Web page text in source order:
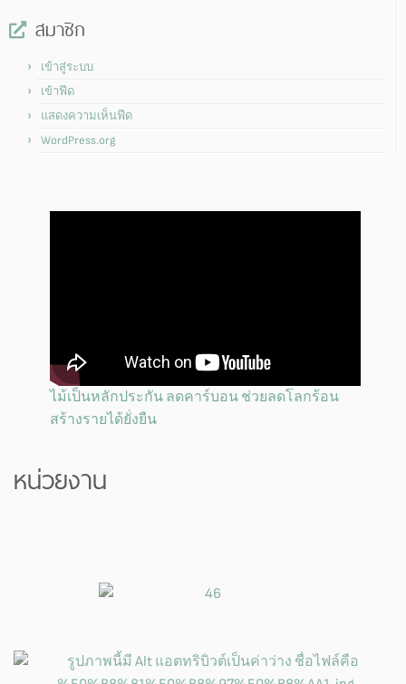
สมาชิก
เข้าสู่ระบบ
เข้าฟีด
แสดงความเห็นฟีด
WordPress.org
ไม้เป็นหลักประกัน ลดคาร์บอน ช่วยลดโลกร้อน
สร้างรายได้ยั่งยืน
หน่วยงาน